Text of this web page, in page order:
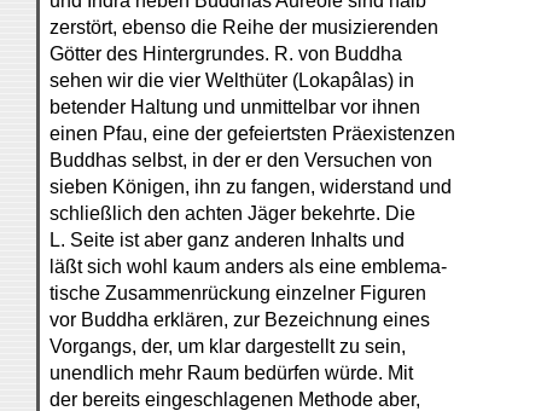
zerstört, ebenso die Reihe der musizierenden
Götter des Hintergrundes. R. von Buddha
sehen wir die vier Welthüter (Lokapâlas) in
betender Haltung und unmittelbar vor ihnen
einen Pfau, eine der gefeiertsten Präexistenzen
Buddhas selbst, in der er den Versuchen von
sieben Königen, ihn zu fangen, widerstand und
schließlich den achten Jäger bekehrte. Die
L. Seite ist aber ganz anderen Inhalts und
läßt sich wohl kaum anders als eine emblema-
tische Zusammenrückung einzelner Figuren
vor Buddha erklären, zur Bezeichnung eines
Vorgangs, der, um klar dargestellt zu sein,
unendlich mehr Raum bedürfen würde. Mit
der bereits eingeschlagenen Methode aber,